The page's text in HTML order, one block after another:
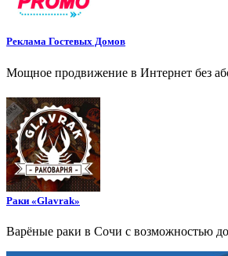
Реклама Гостевых Домов
Мощное продвижение в Интернет без
Раки «Glavrak»
Варёные раки в Сочи с возможностью